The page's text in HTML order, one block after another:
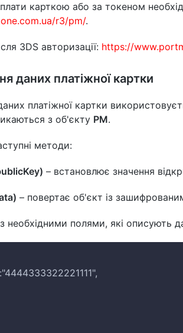
карткою або за токеном
r3/pm/.
3DS авторизації: https://
даних платіжної картки
платіжної картки
з об'єкту PM.
методи:
– встановлює значення
– повертає об'єкт із
необхідними полями, які описують